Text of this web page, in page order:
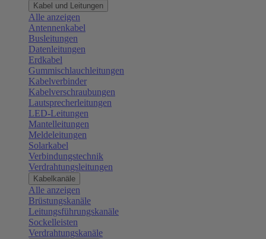
Kabel und Leitungen
Alle anzeigen
Antennenkabel
Busleitungen
Datenleitungen
Erdkabel
Gummischlauchleitungen
Kabelverbinder
Kabelverschraubungen
Lautsprecherleitungen
LED-Leitungen
Mantelleitungen
Meldeleitungen
Solarkabel
Verbindungstechnik
Verdrahtungsleitungen
Kabelkanäle
Alle anzeigen
Brüstungskanäle
Leitungsführungskanäle
Sockelleisten
Verdrahtungskanäle